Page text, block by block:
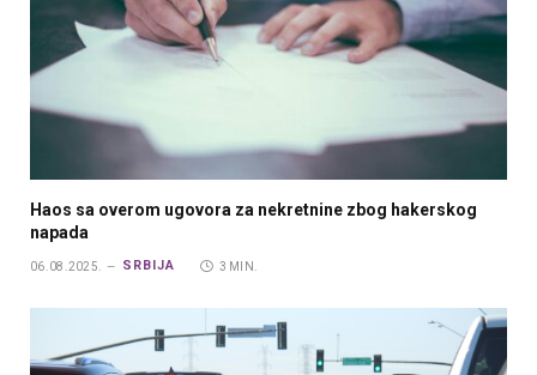
Haos sa overom ugovora za nekretnine zbog hakerskog
napada
06.08.2025. SRBIJA 3 MIN.